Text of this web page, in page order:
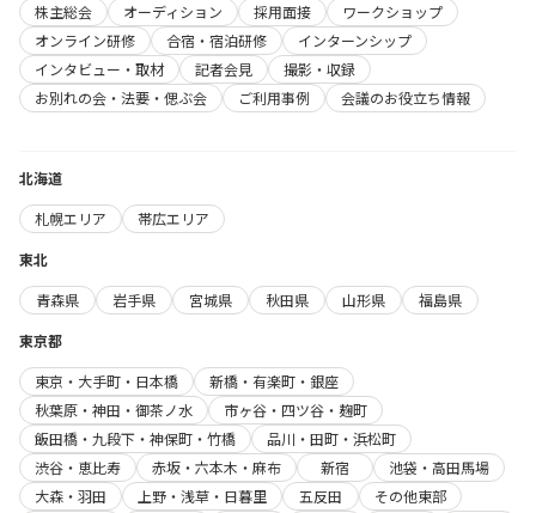
株主総会
オーディション 採用面接
ワークショップ
オンライン研修
合宿・宿泊研修
インターンシップ
インタビュー・取材
記者会見
撮影・収録
お別れの会・法要・偲ぶ会
ご利用事例 会議のお役立ち情報
北海道
札幌エリア
帯広エリア
東北
青森県
岩手県 宮城県 秋田県 山形県
福島県
東京都
東京・大手町・日本橋
新橋・有楽町・銀座
秋葉原・神田・御茶ノ水
市ヶ谷・四ツ谷・麹町
飯田橋・九段下・神保町・竹橋
品川・田町・浜松町
渋谷・恵比寿
赤坂・六本木・麻布 新宿
池袋・高田馬場
大森・羽田
上野・浅草・日暮里 五反田
その他東部